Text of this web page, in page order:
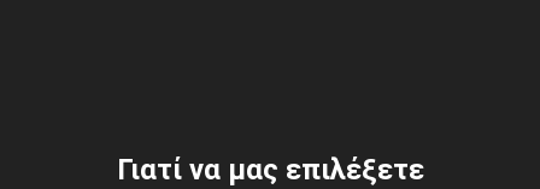
Γιατί να μας επιλέξετε